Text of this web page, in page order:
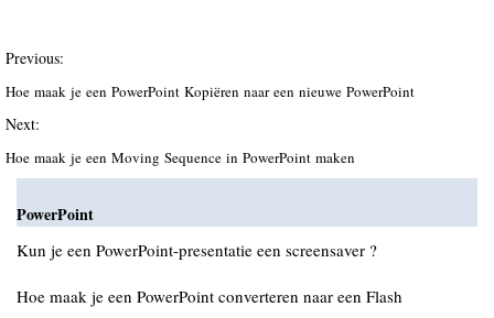
Previous:
Hoe maak je een PowerPoint Kopiëren naar een nieuwe PowerPoint
Next:
Hoe maak je een Moving Sequence in PowerPoint maken
PowerPoint
Kun je een PowerPoint-presentatie een screensaver ?
Hoe maak je een PowerPoint converteren naar een Flash